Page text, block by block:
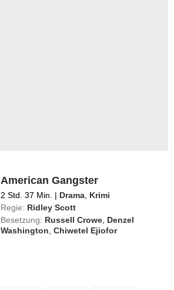
American Gangster
2 Std. 37 Min. | Drama Krimi
Regie: Ridley Scott
Besetzung: Russell Crowe Denzel
Washington ,Chiwetel Ejiofor